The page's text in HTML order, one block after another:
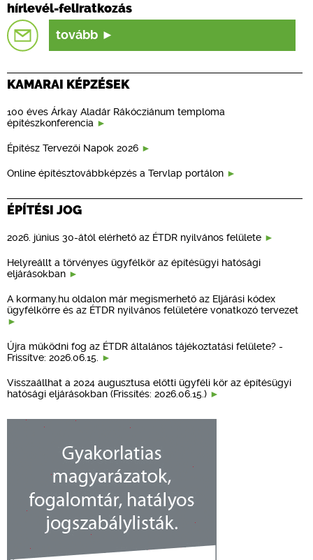
hírlevél-feliratkozás
tovább
KAMARAI KÉPZÉSEK
100 éves Árkay Aladár Rákócziánum temploma
építészkonferencia
Építész Tervezői Napok 2026
Online építésztovábbképzés a Tervlap portálon
ÉPÍTÉSI JOG
2026. június 30-ától elérhető az ÉTDR nyilvános felülete
Helyreállt a törvényes ügyfélkör az építésügyi hatósági
eljárásokban
A kormany.hu oldalon már megismerhető az Eljárási kódex
ügyfélkörre és az ÉTDR nyilvános felületére vonatkozó tervezet
Újra működni fog az ÉTDR általános tájékoztatási felülete? -
Frissítve: 2026.06.15.
Visszaállhat a 2024 augusztusa előtti ügyféli kör az építésügyi
hatósági eljárásokban (Frissítés: 2026.06.15.)